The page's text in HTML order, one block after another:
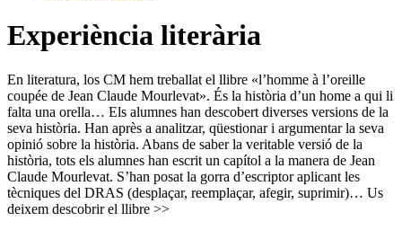
Experiència literària
En literatura, los CM hem treballat el llibre «l’homme à l’oreille
coupée de Jean Claude Mourlevat». És la història d’un home a qui li
falta una orella… Els alumnes han descobert diverses versions de la
seva història. Han après a analitzar, qüestionar i argumentar la seva
opinió sobre la història. Abans de saber la veritable versió de la
història, tots els alumnes han escrit un capítol a la manera de Jean
Claude Mourlevat. S’han posat la gorra d’escriptor aplicant les
tècniques del DRAS (desplaçar, reemplaçar, afegir, suprimir)… Us
deixem descobrir el llibre >>